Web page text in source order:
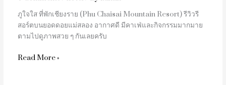
ภูใจใส ที่พักเชียงราย (Phu Chaisai Mountain Resort) รีวิวรี
สอร์ตบนยอดดอยแม่สลอง อากาศดี มีคาเฟ่และกิจกรรมมากมาย
ตามไปดูภาพสวย ๆ กันเลยครับ
Read More »